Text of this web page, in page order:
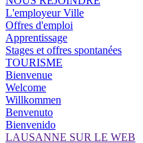
L'employeur Ville
Offres d'emploi
Apprentissage
Stages et offres spontanées
TOURISME
Bienvenue
Welcome
Willkommen
Benvenuto
Bienvenido
LAUSANNE SUR LE WEB